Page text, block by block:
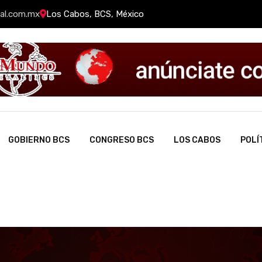
Los Cabos, BCS, México
GOBIERNO BCS CONGRESO BCS LOS CABOS